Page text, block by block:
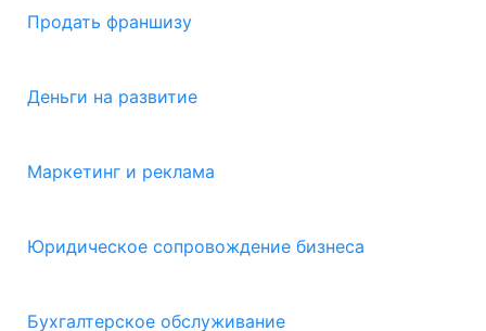
Продать франшизу
Деньги на развитие
Маркетинг и реклама
Юридическое сопровождение бизнеса
Бухгалтерское обслуживание